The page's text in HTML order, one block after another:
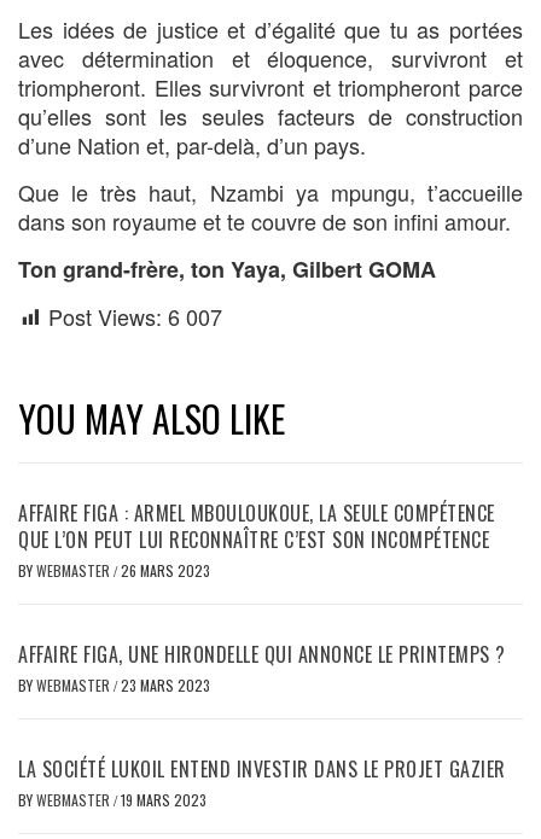
Les idées de justice et d’égalité que tu as portées
avec détermination et éloquence, survivront et
triompheront. Elles survivront et triompheront parce
qu’elles sont les seules facteurs de construction
d’une Nation et, par-delà, d’un pays.
Que le très haut, Nzambi ya mpungu, t’accueille
dans son royaume et te couvre de son infini amour.
Ton grand-frère, ton Yaya, Gilbert GOMA
Post Views: 6 007
YOU MAY ALSO LIKE
AFFAIRE FIGA : ARMEL MBOULOUKOUE, LA SEULE COMPÉTENCE
QUE L’ON PEUT LUI RECONNAÎTRE C’EST SON INCOMPÉTENCE
BYWEBMASTER /26 MARS 2023
AFFAIRE FIGA, UNE HIRONDELLE QUI ANNONCE LE PRINTEMPS ?
BYWEBMASTER /23 MARS 2023
LA SOCIÉTÉ LUKOIL ENTEND INVESTIR DANS LE PROJET GAZIER
BYWEBMASTER /19 MARS 2023